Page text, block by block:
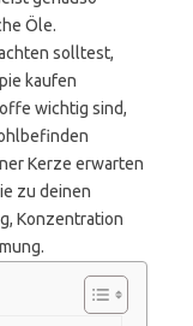
Öle.
solltest,
kaufen
wichtig sind,
Kerze erwarten
zu deinen
Konzentration